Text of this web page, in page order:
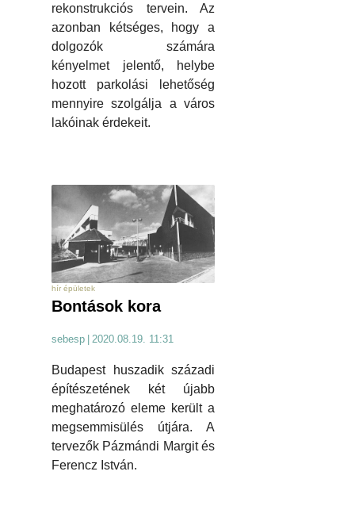
rekonstrukciós tervein. Az
azonban kétséges, hogy a
dolgozók számára
kényelmet jelentő, helybe
hozott parkolási lehetőség
mennyire szolgálja a város
lakóinak érdekeit.
hír épületek
Bontások kora
sebesp 2020.08.19. 11:31
Budapest huszadik századi
építészetének két újabb
meghatározó eleme került a
megsemmisülés útjára. A
tervezők Pázmándi Margit és
Ferencz István.